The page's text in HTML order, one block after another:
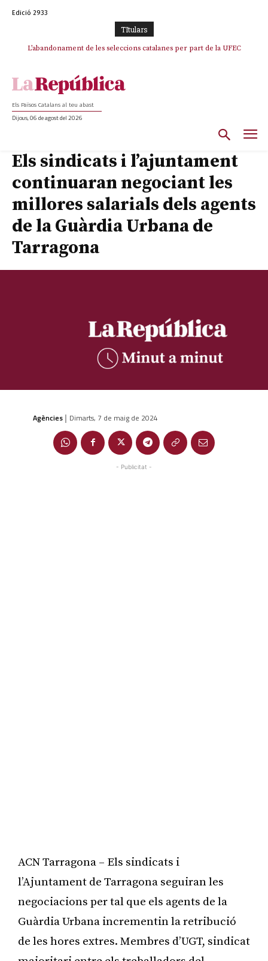
Edició 2933
TItulars
L’abandonament de les seleccions catalanes per part de la UFEC
Els Països Catalans al teu abast
Dijous, 06 de agost del 2026
Els sindicats i l’ajuntament
continuaran negociant les
millores salarials dels agents
de la Guàrdia Urbana de
Tarragona
Agències | Dimarts, 7 de maig de 2024
- Publicitat -
ACN Tarragona – Els sindicats i
l’Ajuntament de Tarragona seguiran les
negociacions per tal que els agents de la
Guàrdia Urbana incrementin la retribució
de les hores extres. Membres d’UGT, sindicat